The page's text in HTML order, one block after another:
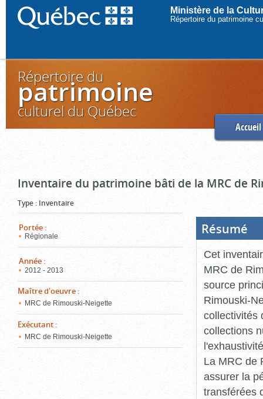
Ministère de la
Répertoire du patrimoine
Répertoire du
patrimoine
culturel du Québec
Accueil
Inventaire du patrimoine bâti de la MRC de
Type : Inventaire
Portée :
Régionale
Année :
2012 - 2013
Maître d'oeuvre :
MRC de Rimouski-Neigette
Exécutant :
MRC de Rimouski-Neigette
Résumé
Cet
MRC de
source
Rimouski-
collectivités
collections
La MRC de
assurer la
transférées